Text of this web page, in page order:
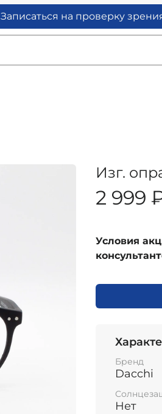
Записаться на проверку
Изг.
2 999
Условия
Бренд
Dacchi
Нет